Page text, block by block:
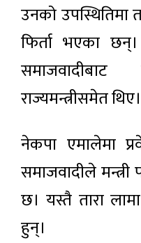
उनको उपस्थितिमा
फिर्ता भएका
समाजवादीबाट
राज्यमन्त्रीसमेत थिए।
नेकपा एमालेमा
समाजवादीले
छ। यस्तै तारा
हुन्।